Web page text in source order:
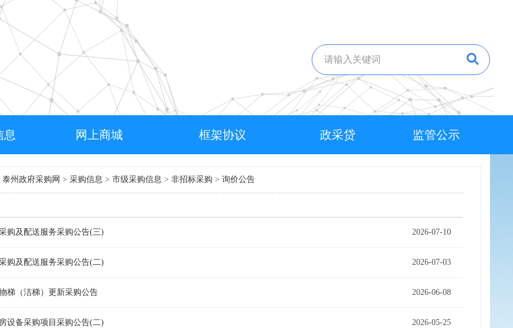
息 网上商城 框架协议 政采贷 监管公示
泰州政府采购网 > 采购信息 > 市级采购信息 > 非招标采购 > 询价公告
购及配送服务采购公告(三) 2026-07-10
购及配送服务采购公告(二) 2026-07-03
梯（洁梯）更新采购公告 2026-06-08
设备采购项目采购公告(二) 2026-05-25